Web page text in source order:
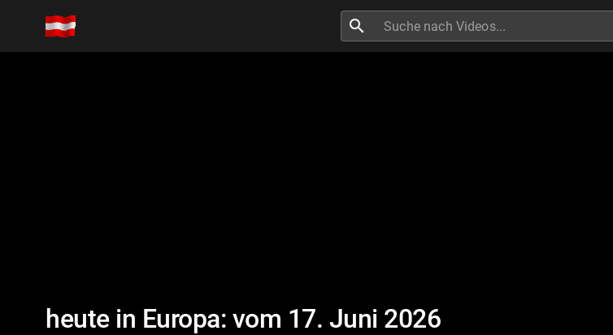
search
heute in Europa: vom 17. Juni 2026